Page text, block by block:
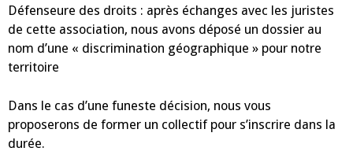
Défenseure des droits : après échanges avec les juristes
de cette association, nous avons déposé un dossier au
nom d’une « discrimination géographique » pour notre
territoire
Dans le cas d’une funeste décision, nous vous
proposerons de former un collectif pour s’inscrire dans la
durée.